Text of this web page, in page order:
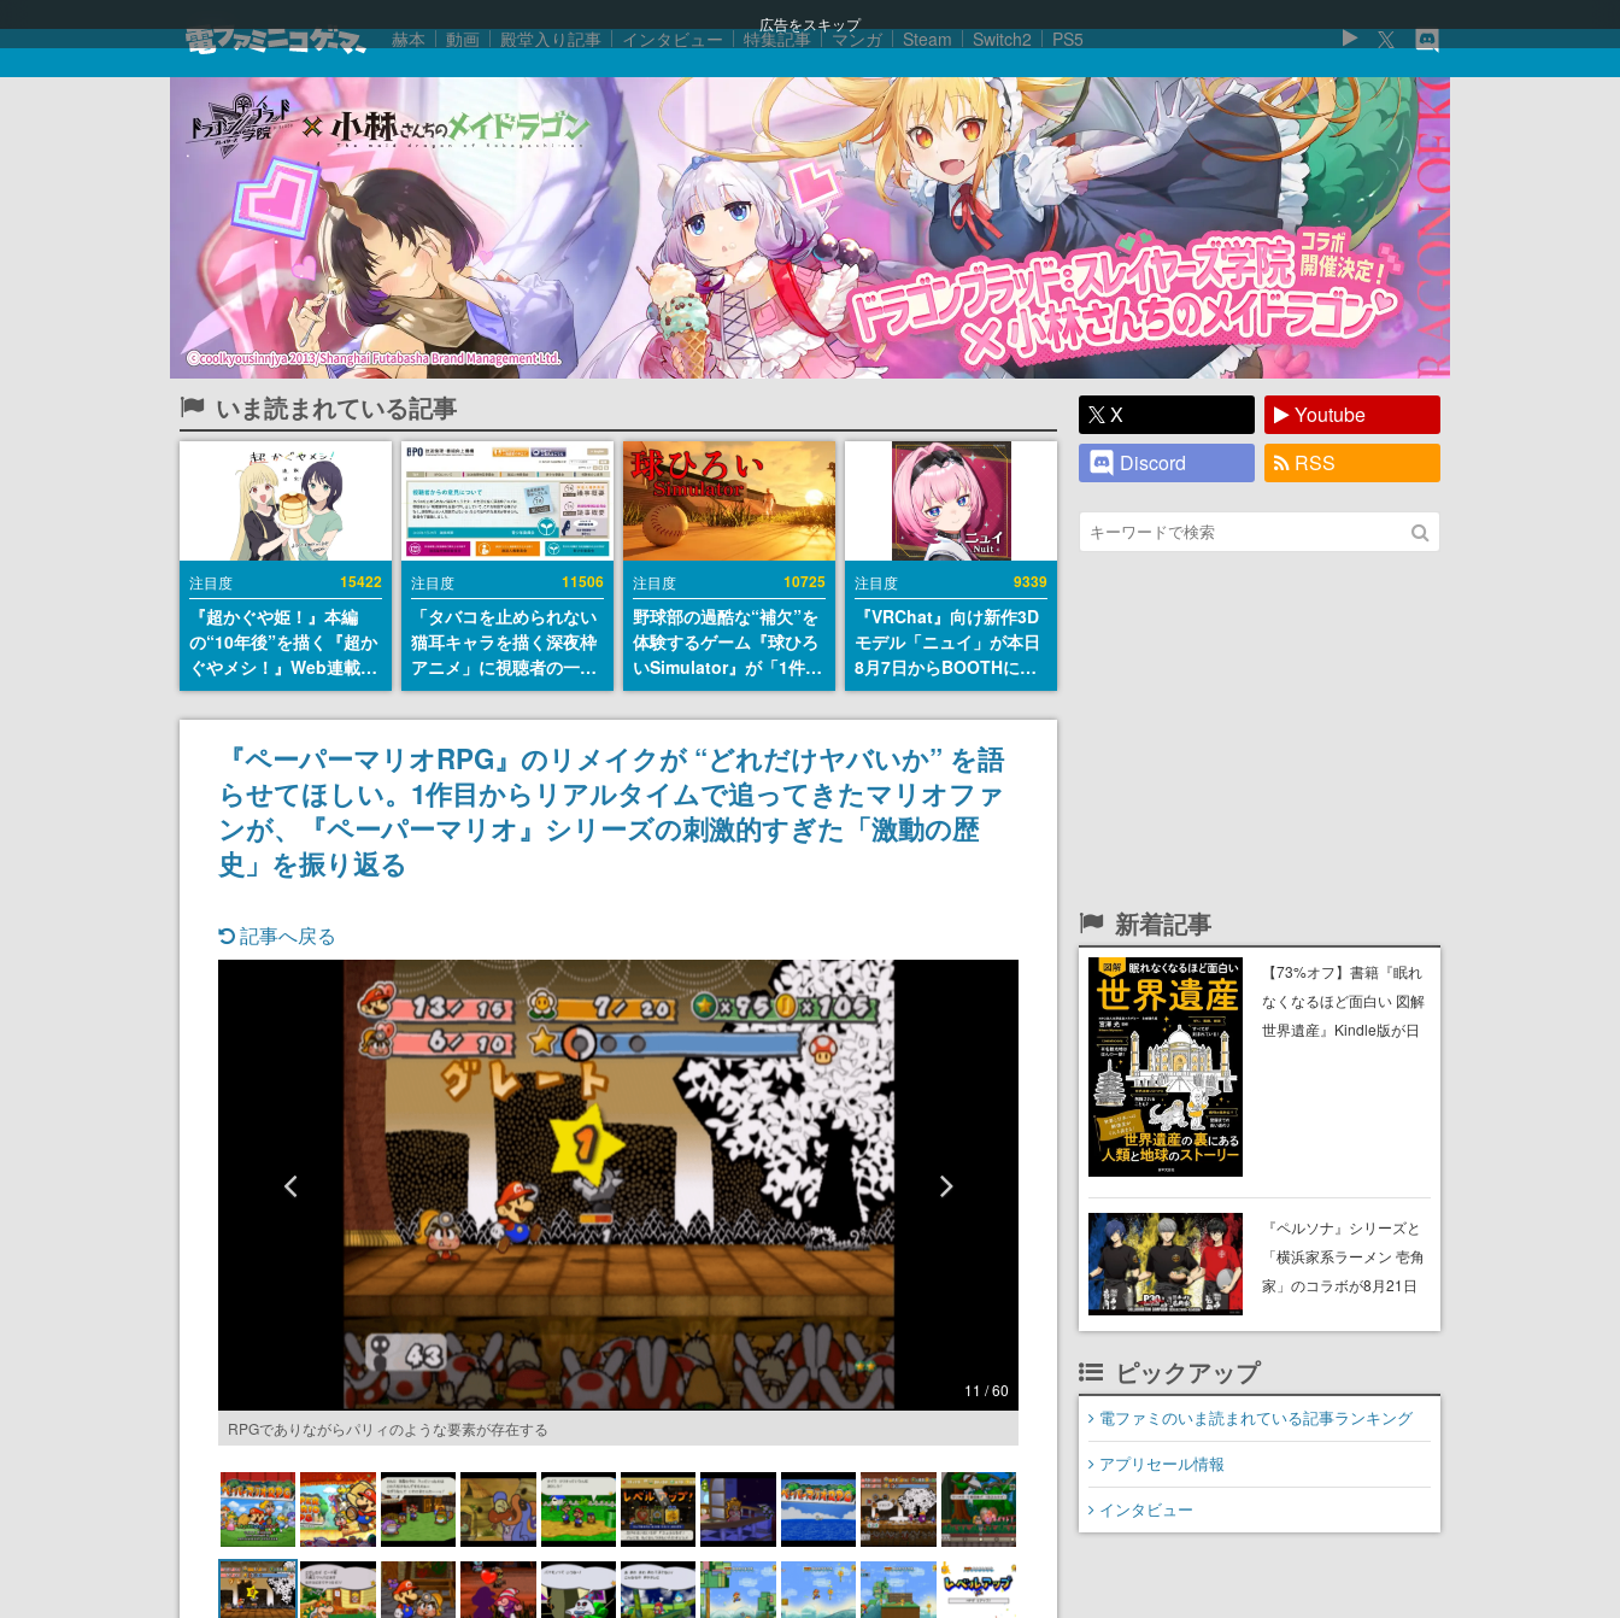
広告をスキップ
赫本 動画 殿堂入り記事 インタビュー 特集記事 マンガ Steam Switch2 PS5
いま読まれている記事
注目度 15422
『超かぐや姫！』本編
の“10年後”を描く『超か
ぐやメシ！』Web連載決
定。新たなWebマンガレ
ーベル「ビビビコミッ
ク」にて特別話が掲載ス
タート、あのお話には…
まだ続きがある！
注目度 11506
「タバコを止められない
猫耳キャラを描く深夜枠
アニメ」に視聴者の一部
から批判意見。違法薬物
の使用と思しき描写も含
めて、BPOが議論を交わ
す
注目度 10725
野球部の過酷な“補欠”を
体験するゲーム『球ひろ
いSimulator』が「1件」
のウィッシュリストをも
とにチェコ語に対応し
SNSで話題に。『キング
ダム・カム』開発元やチ
ェコのプロ野球選手から
称賛の声
注目度 9339
『VRChat』向け新作3D
モデル「ニュイ」が本日
8月7日からBOOTHにて
発売。瞳に光る星や感情
豊かな表情が、小悪魔か
わいい
『ペーパーマリオRPG』のリメイクが “どれだけヤバいか” を語
らせてほしい。1作目からリアルタイムで追ってきたマリオファ
ンが、『ペーパーマリオ』シリーズの刺激的すぎた「激動の歴
史」を振り返る
記事へ戻る
11 / 60
RPGでありながらパリィのような要素が存在する
X
Youtube
Discord
RSS
新着記事
【73%オフ】書籍『眠れ
なくなるほど面白い 図解
世界遺産』Kindle版が日
ぶ
『ペルソナ』シリーズと
「横浜家系ラーメン 壱角
家」のコラボが8月21日
ーメンがラインナップ
ピックアップ
電ファミのいま読まれている記事ランキング
アプリセール情報
インタビュー